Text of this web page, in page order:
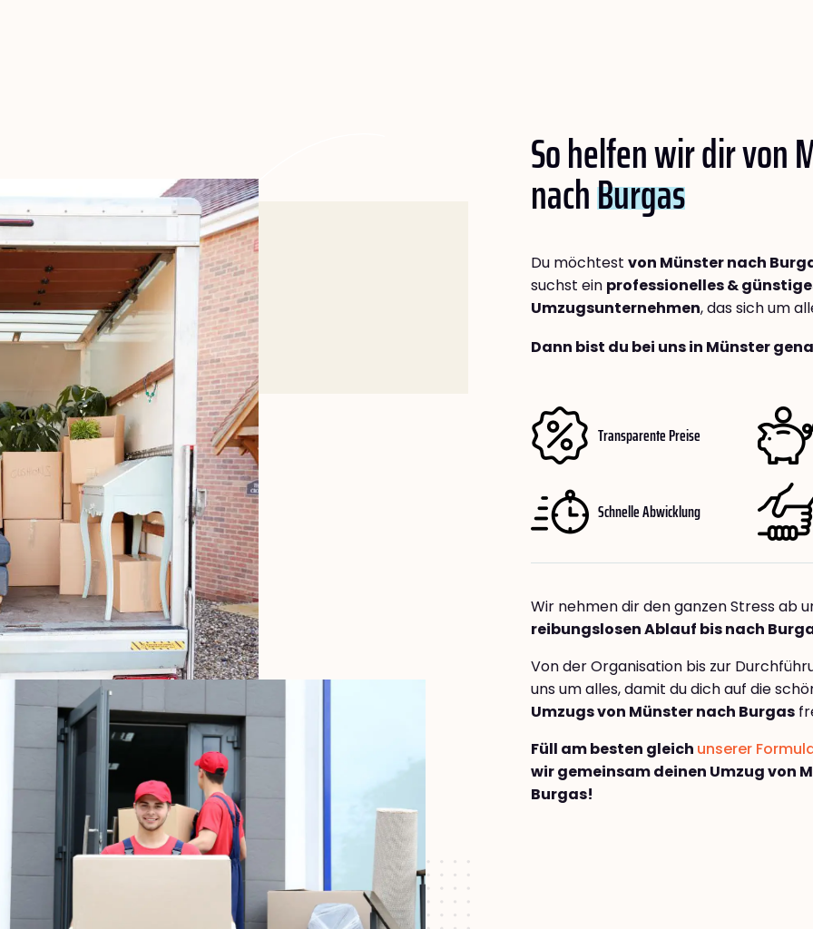
So helfen wir dir von
nachBurgas
Du möchtest von Münster nach
suchst ein professionelles &
Umzugsunternehmen, das sich um
Dann bist du bei uns in Münster
Transparente Preise
Schnelle Abwicklung
Wir nehmen dir den ganzen Stress ab
reibungslosen Ablauf bis nach
Von der Organisation bis zur
uns um alles, damit du dich auf die
Umzugs von Münster nach Burgas
Füll am besten gleich unserer
wir gemeinsam deinen Umzug von
Burgas!